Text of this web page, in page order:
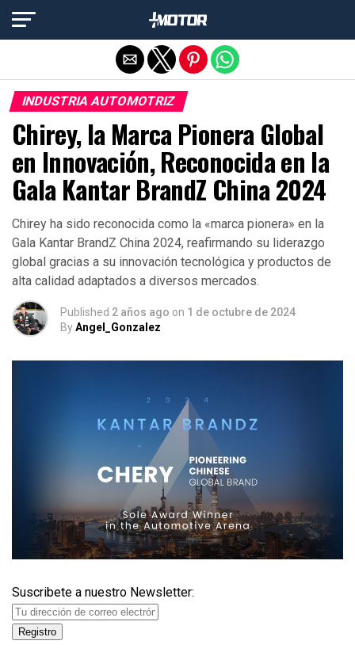
INDUSTRIA AUTOMOTRIZ
Chirey, la Marca Pionera Global
en Innovación, Reconocida en la
Gala Kantar BrandZ China 2024
Chirey ha sido reconocida como la «marca pionera» en la
Gala Kantar BrandZ China 2024, reafirmando su liderazgo
global gracias a su innovación tecnológica y productos de
alta calidad adaptados a diversos mercados.
Published 2 años ago on 1 de octubre de 2024
ByAngel_Gonzalez
Suscribete a nuestro Newsletter:
Salir de la versión móvil